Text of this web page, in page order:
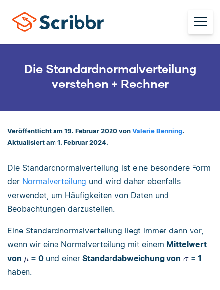
Die Standardnormalverteilung
verstehen + Rechner
Veröffentlicht am 19. Februar 2020 von Valerie Benning.
Aktualisiert am 1. Februar 2024.
Die Standardnormalverteilung ist eine besondere Form
der Normalverteilung und wird daher ebenfalls
verwendet, um Häufigkeiten von Daten und
Beobachtungen darzustellen.
Eine Standardnormalverteilung liegt immer dann vor,
wenn wir eine Normalverteilung mit einem Mittelwert
von
= 0 und einer Standardabweichung von
= 1
haben.